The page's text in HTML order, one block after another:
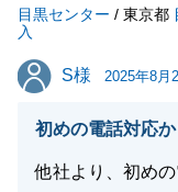
目黒センター / 東京都
入
S様
S様 2025年8月
初めの電話対応
他社より、初め